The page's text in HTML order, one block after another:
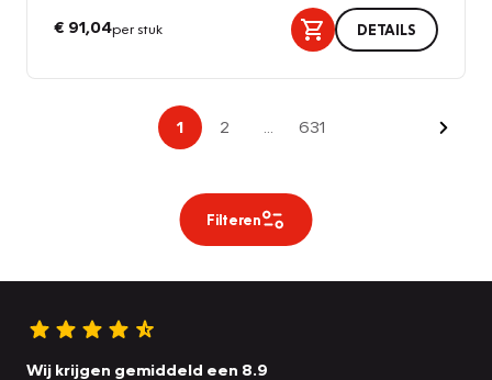
€ 91,04per stuk DETAILS
1 2 631
Filteren
Wij krijgen gemiddeld een 8.9